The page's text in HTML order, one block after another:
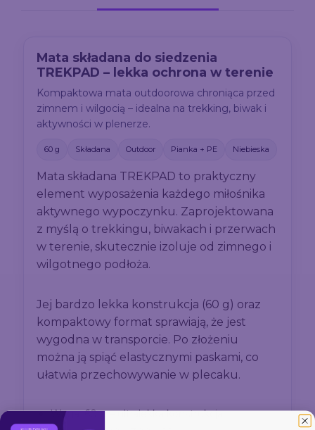
Mata składana do siedzenia
TREKPAD – lekka ochrona w terenie
Kompaktowa mata outdoorowa chroniąca przed
zimnem i wilgocią – idealna na trekking, biwak i
aktywności w plenerze.
60 g Składana Outdoor Pianka + PE Niebieska
Mata składana TREKPAD to praktyczny
element wyposażenia każdego miłośnika
aktywnego wypoczynku. Zaprojektowana
z myślą o trekkingu, biwakach i przerwach
w terenie, skutecznie izoluje od zimnego i
wilgotnego podłoża.
Jej bardzo lekka konstrukcja (60 g) oraz
kompaktowy format sprawiają, że jest
wygodna w transporcie. Po złożeniu
można ją spiąć elastycznymi paskami, co
ułatwia przechowywanie w plecaku.
Waga: 60 g – ultralekka konstrukcja